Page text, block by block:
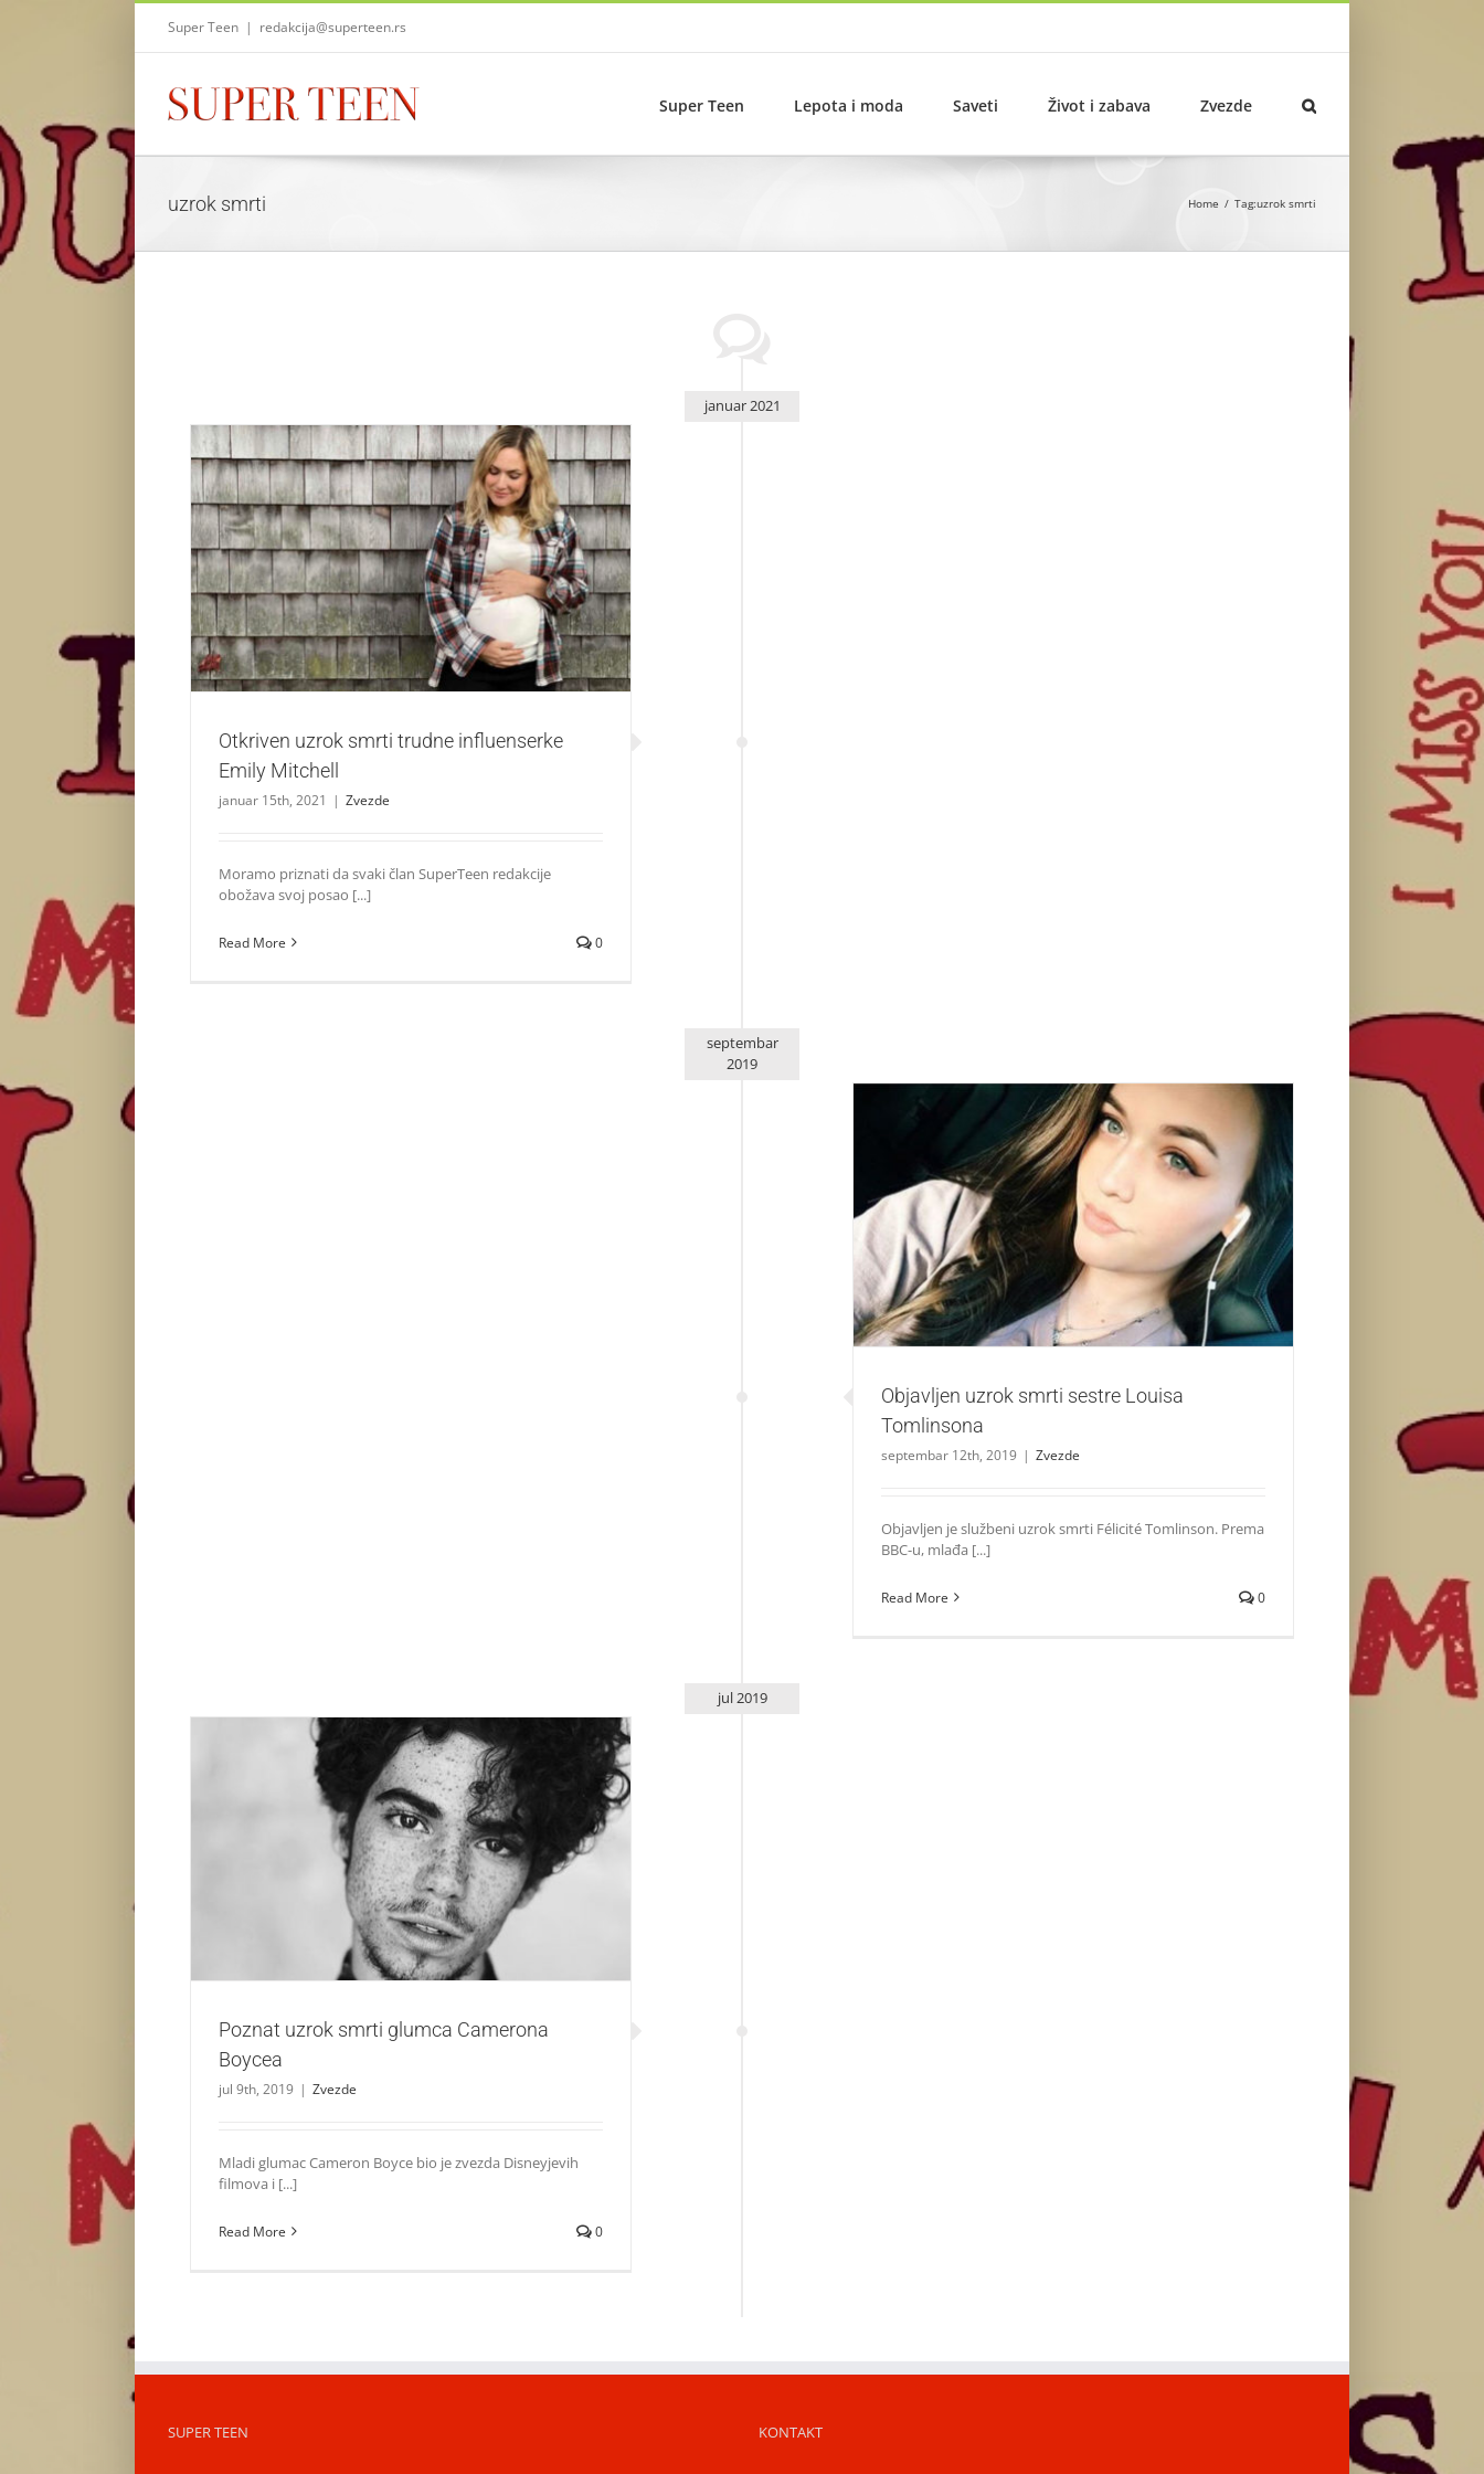
Super Teen | redakcija@superteen.rs
Super Teen Lepota i moda Saveti Život i zabava Zvezde
uzrok smrti Home Tag:uzrok smrti
januar 2021
Otkriven uzrok smrti trudne influenserke Emily Mitchell
Zvezde
Otkriven uzrok smrti trudne influenserke
Emily Mitchell
januar 15th, 2021 | Zvezde
Moramo priznati da svaki član SuperTeen redakcije
obožava svoj posao [...]
Read More 0
septembar
2019
Objavljen uzrok smrti sestre Louisa Tomlinsona
Zvezde
Objavljen uzrok smrti sestre Louisa
Tomlinsona
septembar 12th, 2019 | Zvezde
Objavljen je službeni uzrok smrti Félicité Tomlinson. Prema
BBC-u, mlađa [...]
Read More 0
jul 2019
Poznat uzrok smrti glumca Camerona Boycea
Zvezde
Poznat uzrok smrti glumca Camerona
Boycea
jul 9th, 2019 | Zvezde
Mladi glumac Cameron Boyce bio je zvezda Disneyjevih
filmova i [...]
Read More 0
SUPER TEEN KONTAKT